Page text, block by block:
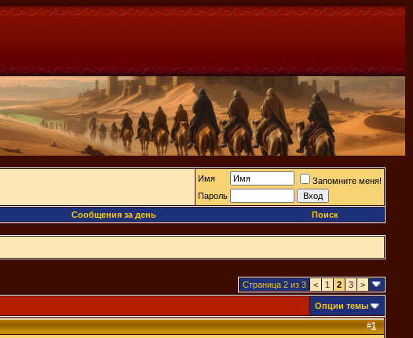
Имя
Запомните меня!
Пароль
Сообщения за день Поиск
Страница 2 из 3 < 1 2 3 >
Опции темы
#1